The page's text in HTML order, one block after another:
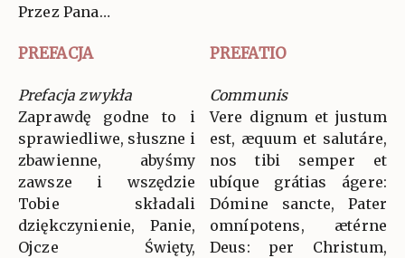
Przez Pana…
PREFACJA PREFATIO
Prefacja zwykła
Zaprawdę godne to i
sprawiedliwe, słuszne i
zbawienne, abyśmy
zawsze i wszędzie
Tobie składali
dziękczynienie, Panie,
Ojcze Święty,
Communis
Vere dignum et justum
est, æquum et salutáre,
nos tibi semper et
ubíque grátias ágere:
Dómine sancte, Pater
omnípotens, ætérne
Deus: per Christum,